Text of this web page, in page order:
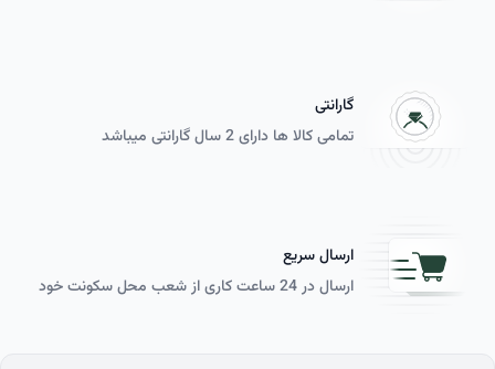
گارانتی
تمامی کالا ها دارای 2 سال گارانتی می­باشد
ارسال سریع
ارسال در 24 ساعت کاری از شعب محل سکونت خود